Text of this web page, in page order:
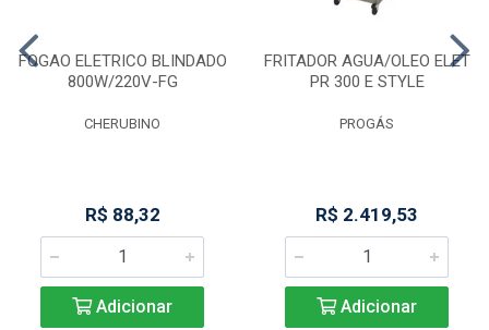
FOGAO ELETRICO BLINDADO
800W/220V-FG
CHERUBINO
R$ 88,32
Adicionar
FRITADOR AGUA/OLEO ELET
PR 300 E STYLE
PROGÁS
R$ 2.419,53
Adicionar